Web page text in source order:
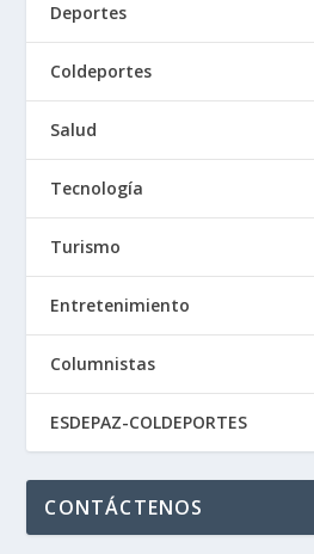
Deportes
Coldeportes
Salud
Tecnología
Turismo
Entretenimiento
Columnistas
ESDEPAZ-COLDEPORTES
CONTÁCTENOS